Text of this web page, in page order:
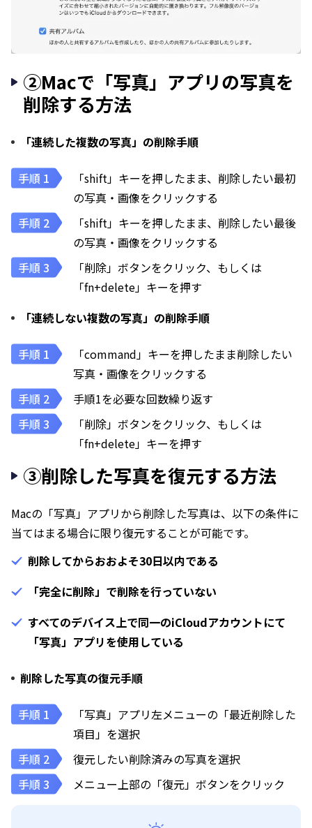
②Macで「写真」アプリの写真を
削除する方法
「連続した複数の写真」の削除手順
「shift」キーを押したまま、削除したい最初
の写真・画像をクリックする
「shift」キーを押したまま、削除したい最後
の写真・画像をクリックする
「削除」ボタンをクリック、もしくは
「fn+delete」キーを押す
「連続しない複数の写真」の削除手順
「command」キーを押したまま削除したい
写真・画像をクリックする
手順1を必要な回数繰り返す
「削除」ボタンをクリック、もしくは
「fn+delete」キーを押す
③削除した写真を復元する方法
Macの「写真」アプリから削除した写真は、以下の条件に
当てはまる場合に限り復元することが可能です。
削除してからおおよそ30日以内である
「完全に削除」で削除を行っていない
すべてのデバイス上で同一のiCloudアカウントにて
「写真」アプリを使用している
削除した写真の復元手順
「写真」アプリ左メニューの「最近削除した
項目」を選択
復元したい削除済みの写真を選択
メニュー上部の「復元」ボタンをクリック